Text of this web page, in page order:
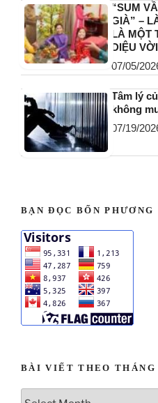
“SUM
GIÀ” –
LÀ MỘT
DIỆU
07/05/
Tâm lý
không
07/19/
BẠN ĐỌC BỐN PHƯƠNG
BÀI VIẾT THEO THÁNG